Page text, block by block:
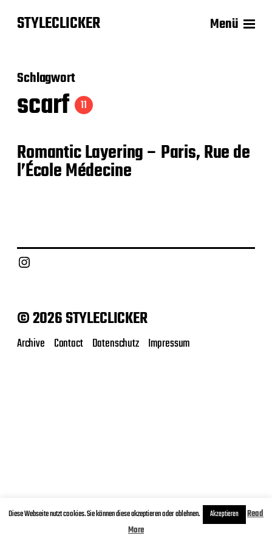
STYLECLICKER Menü
Schlagwort
scarf 11
Romantic Layering – Paris, Rue de
l’École Médecine
Instagram
© 2026 STYLECLICKER
Archive Contact Datenschutz Impressum
Diese Webseite nutzt cookies. Sie können diese akzeptieren oder ablehnen. Akzeptieren
Read
More